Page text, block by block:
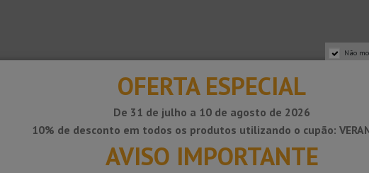
Não
OFERTA ESPECIAL
De 31 de julho a 10 de agosto de 2026
10% de desconto em todos os produtos utilizando o cupão:
AVISO IMPORTANTE